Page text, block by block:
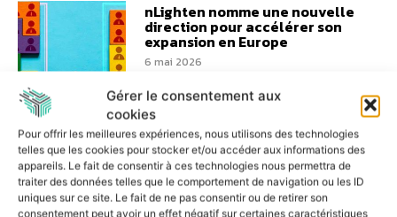
Gérer le consentement aux
cookies
Pour offrir les meilleures expériences, nous utilisons des technologies
telles que les cookies pour stocker et/ou accéder aux informations des
appareils. Le fait de consentir à ces technologies nous permettra de
traiter des données telles que le comportement de navigation ou les ID
uniques sur ce site. Le fait de ne pas consentir ou de retirer son
consentement peut avoir un effet négatif sur certaines caractéristiques
nLighten nomme une nouvelle
direction pour accélérer son
expansion en Europe
6 mai 2026
Le Groupe Squad place Sonia
Skander à la tête des